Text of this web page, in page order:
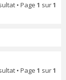
• Page 1 sur1
• Page 1 sur1